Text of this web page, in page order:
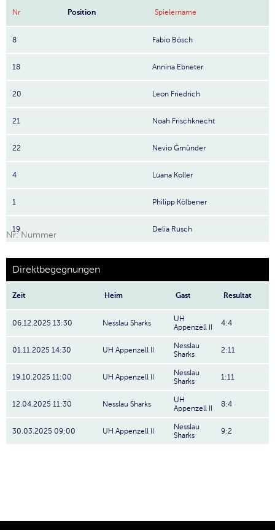
Nr Position Spielername
8 Fabio Bösch
18 Annina Ebneter
20 Leon Friedrich
21 Noah Frischknecht
22 Nevio Gmünder
4 Luana Koller
1 Philipp Kölbener
19 Delia Rusch
Nr: Nummer
Direktbegegnungen
Zeit Heim Gast Resultat
06.12.2025 13:30 Nesslau Sharks
UH
Appenzell II
4:4
01.11.2025 14:30 UH Appenzell II
Nesslau
Sharks
2:11
19.10.2025 11:00 UH Appenzell II
Nesslau
Sharks
1:11
12.04.2025 11:30 Nesslau Sharks
UH
Appenzell II
8:4
30.03.2025 09:00 UH Appenzell II
Nesslau
Sharks
9:2